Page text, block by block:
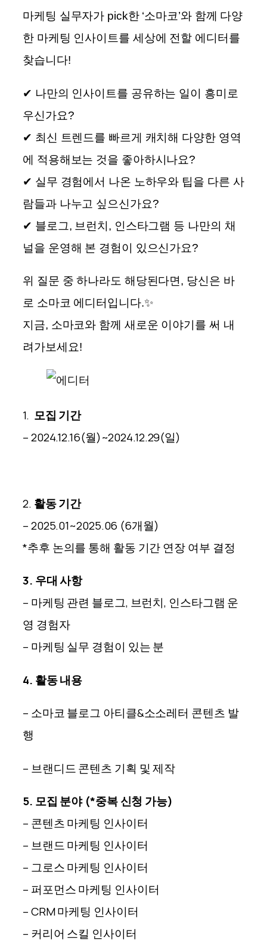
마케팅 실무자가 pick한 ‘소마코’와 함께 다양
한 마케팅 인사이트를 세상에 전할 에디터를
찾습니다!
✔ 나만의 인사이트를 공유하는 일이 흥미로
우신가요?
✔ 최신 트렌드를 빠르게 캐치해 다양한 영역
에 적용해보는 것을 좋아하시나요?
✔ 실무 경험에서 나온 노하우와 팁을 다른 사
람들과 나누고 싶으신가요?
✔ 블로그, 브런치, 인스타그램 등 나만의 채
널을 운영해 본 경험이 있으신가요?
위 질문 중 하나라도 해당된다면, 당신은 바
로 소마코 에디터입니다.✨
지금, 소마코와 함께 새로운 이야기를 써 내
려가보세요!
1. 모집 기간
– 2024.12.16(월)~2024.12.29(일)
2. 활동 기간
– 2025.01~2025.06 (6개월)
*추후 논의를 통해 활동 기간 연장 여부 결정
3. 우대 사항
– 마케팅 관련 블로그, 브런치, 인스타그램 운
영 경험자
– 마케팅 실무 경험이 있는 분
4. 활동 내용
– 소마코 블로그 아티클&소소레터 콘텐츠 발
행
– 브랜디드 콘텐츠 기획 및 제작
5. 모집 분야 (*중복 신청 가능)
– 콘텐츠 마케팅 인사이터
– 브랜드 마케팅 인사이터
– 그로스 마케팅 인사이터
– 퍼포먼스 마케팅 인사이터
– CRM 마케팅 인사이터
– 커리어 스킬 인사이터